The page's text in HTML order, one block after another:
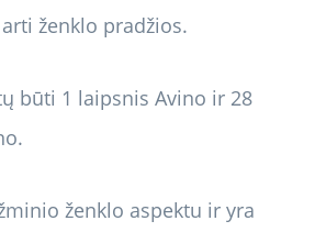
ženklo pradžios.
būti 1 laipsnis Avino ir 28
ženklo aspektu ir yra